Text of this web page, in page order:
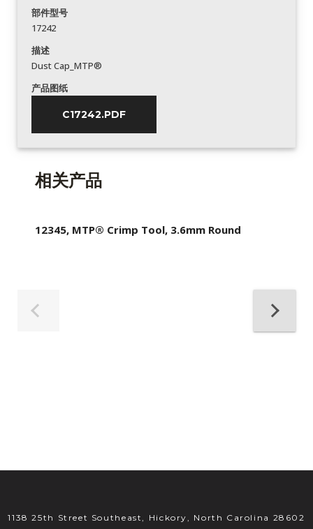
部件型号
17242
描述
Dust Cap_MTP®
产品图纸
C17242.PDF
相关产品
12345, MTP® Crimp Tool, 3.6mm Round
1138 25th Street Southeast, Hickory, North Carolina 28602